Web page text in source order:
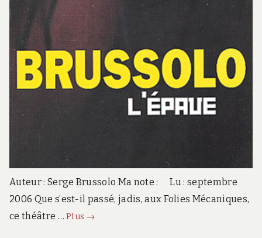
Auteur : Serge Brussolo Ma note : Lu : septembre
2006 Que s’est-il passé, jadis, aux Folies Mécaniques,
ce théâtre …Plus L’épave
→